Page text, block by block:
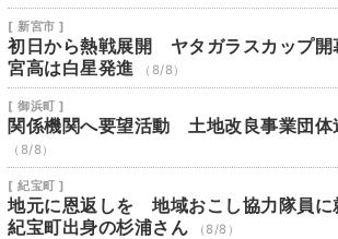
[ 新宮市 ]
初日から熱戦展開 ヤタガラスカップ
宮高は白星発進
（8/8）
[ 御浜町 ]
関係機関へ要望活動 土地改良事業団体
（8/8）
[ 紀宝町 ]
地元に恩返しを 地域おこし協力隊員
紀宝町出身の杉浦さん
（8/8）